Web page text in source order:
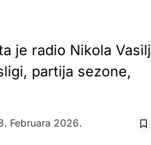
je radio Nikola Vasilj
partija sezone,
Februara 2026.